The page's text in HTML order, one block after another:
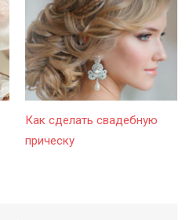
Как сделать свадебную
прическу